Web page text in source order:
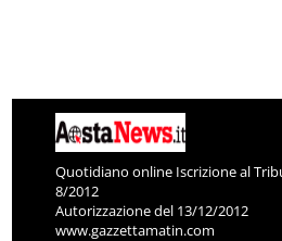
Quotidiano online Iscrizione al
8/2012
Autorizzazione del 13/12/2012
www.gazzettamatin.com